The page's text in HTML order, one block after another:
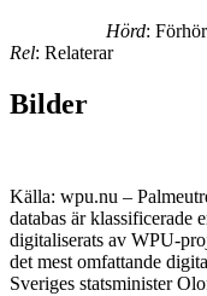
Hörd:
Rel: Relaterar
Bilder
Källa: wpu.nu –
databas är klassificerade
digitaliserats av WPU-
det mest omfattande
Sveriges statsminister